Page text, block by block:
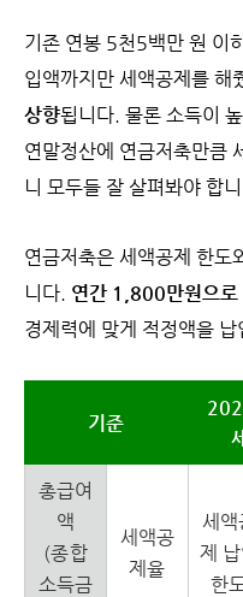
기존 연봉 5천5백만 원 이
입액까지만 세액공제를 해
상향됩니다. 물론 소득이
연말정산에 연금저축만큼
니 모두들 잘 살펴봐야 합
연금저축은 세액공제 한도
니다. 연간 1,800만원으로
경제력에 맞게 적정액을
기준
총급여
액
(종합
소득금
세액공
제율
세액
제 납
한